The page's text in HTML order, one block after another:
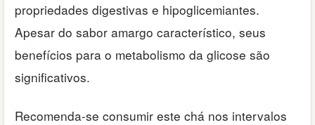
propriedades digestivas e hipoglicemiantes.
Apesar do sabor amargo característico, seus
benefícios para o metabolismo da glicose são
significativos.
Recomenda-se consumir este chá nos intervalos